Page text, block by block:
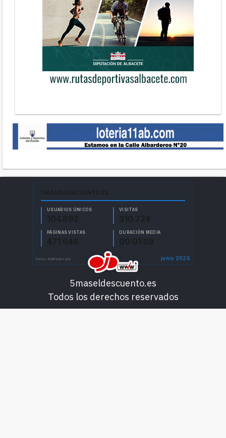
5maseldescuento.es
Todos los derechos reservados